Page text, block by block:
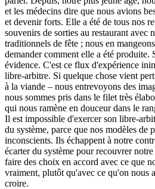
et les médecins dire que nous avions
et devenir forts. Elle a été de tous nos
souvenirs de sorties au restaurant avec
traditionnels de fête ; nous en
demander comment elle a été produite.
évidence. C'est ce flux d'expérience
libre-arbitre. Si quelque chose vient
à la viande – nous entrevoyons des
nous sommes pris dans le filet très
qui nous ramène en douceur dans le
Il est impossible d'exercer son libre-
du système, parce que nos modèles de
inconscients. Ils échappent à notre
écarter du système pour recouvrer
faire des choix en accord avec ce que
vraiment, plutôt qu'avec ce qu'on nous
croire.